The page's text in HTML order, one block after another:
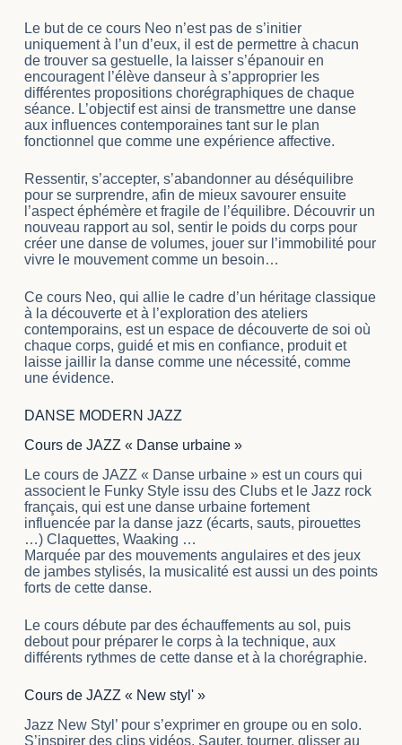
Le but de ce cours Neo n’est pas de s’initier
uniquement à l’un d’eux, il est de permettre à chacun
de trouver sa gestuelle, la laisser s’épanouir en
encouragent l’élève danseur à s’approprier les
différentes propositions chorégraphiques de chaque
séance. L’objectif est ainsi de transmettre une danse
aux influences contemporaines tant sur le plan
fonctionnel que comme une expérience affective.
Ressentir, s’accepter, s’abandonner au déséquilibre
pour se surprendre, afin de mieux savourer ensuite
l’aspect éphémère et fragile de l’équilibre. Découvrir un
nouveau rapport au sol, sentir le poids du corps pour
créer une danse de volumes, jouer sur l’immobilité pour
vivre le mouvement comme un besoin…
Ce cours Neo, qui allie le cadre d’un héritage classique
à la découverte et à l’exploration des ateliers
contemporains, est un espace de découverte de soi où
chaque corps, guidé et mis en confiance, produit et
laisse jaillir la danse comme une nécessité, comme
une évidence.
DANSE MODERN JAZZ
Cours de JAZZ « Danse urbaine »
Le cours de JAZZ « Danse urbaine » est un cours qui
associent le Funky Style issu des Clubs et le Jazz rock
français, qui est une danse urbaine fortement
influencée par la danse jazz (écarts, sauts, pirouettes
…) Claquettes, Waaking …
Marquée par des mouvements angulaires et des jeux
de jambes stylisés, la musicalité est aussi un des points
forts de cette danse.
Le cours débute par des échauffements au sol, puis
debout pour préparer le corps à la technique, aux
différents rythmes de cette danse et à la chorégraphie.
Cours de JAZZ « New styl' »
Jazz New Styl’ pour s’exprimer en groupe ou en solo.
S’inspirer des clips vidéos. Sauter, tourner, glisser au